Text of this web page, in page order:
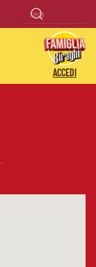
ACCEDI
.